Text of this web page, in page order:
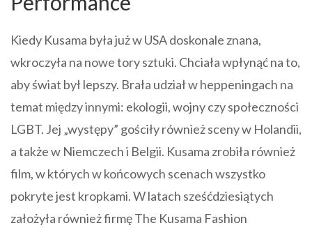
Kiedy Kusama była już w USA doskonale znana,
wkroczyła na nowe tory sztuki. Chciała wpłynąć na to,
aby świat był lepszy. Brała udział w heppeningach na
temat między innymi: ekologii, wojny czy społeczności
LGBT. Jej „występy” gościły również sceny w Holandii,
a także w Niemczech i Belgii. Kusama zrobiła również
film, w których w końcowych scenach wszystko
pokryte jest kropkami. W latach sześćdziesiątych
założyła również firmę The Kusama Fashion